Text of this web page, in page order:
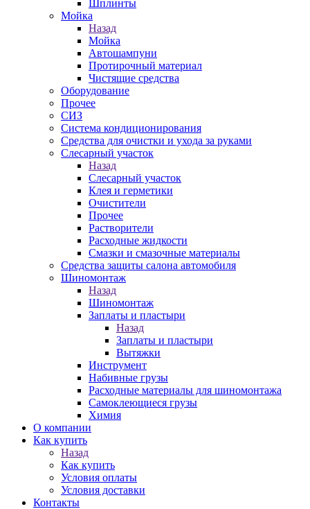
Шплинты
Мойка
Назад
Мойка
Автошампуни
Протирочный материал
Чистящие средства
Оборудование
Прочее
СИЗ
Система кондиционирования
Средства для очистки и ухода за руками
Слесарный участок
Назад
Слесарный участок
Клея и герметики
Очистители
Прочее
Растворители
Расходные жидкости
Смазки и смазочные материалы
Средства защиты салона автомобиля
Шиномонтаж
Назад
Шиномонтаж
Заплаты и пластыри
Назад
Заплаты и пластыри
Вытяжки
Инструмент
Набивные грузы
Расходные материалы для шиномонтажа
Самоклеющиеся грузы
Химия
О компании
Как купить
Назад
Как купить
Условия оплаты
Условия доставки
Контакты